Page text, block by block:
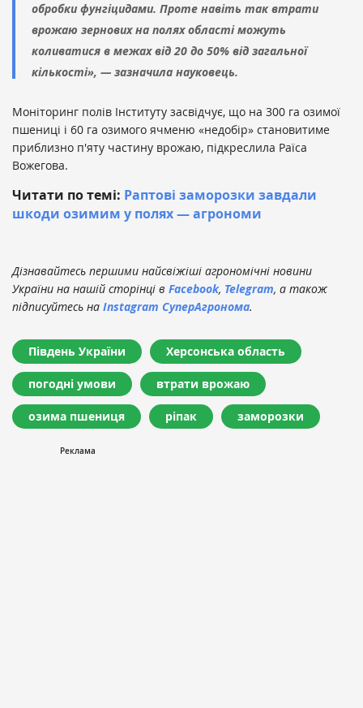
обробки фунгіцидами. Проте навіть так втрати
врожаю зернових на полях області можуть
коливатися в межах від 20 до 50% від загальної
кількості», — зазначила науковець.
Моніторинг полів Інституту засвідчує, що на 300 га озимої
пшениці і 60 га озимого ячменю «недобір» становитиме
приблизно п'яту частину врожаю, підкреслила Раїса
Вожегова.
Читати по темі: Раптові заморозки завдали
шкоди озимим у полях — агрономи
Дізнавайтесь першими найсвіжіші агрономічні новини
України на нашій сторінці в Facebook, Telegram, а також
підписуйтесь на Instagram СуперАгронома.
Південь України Херсонська область
погодні умови втрати врожаю
озима пшениця ріпак заморозки